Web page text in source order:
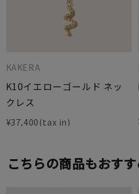
KAKERA
K10イエローゴールド ネッ
クレス
¥37,400
こちらの商品もおす